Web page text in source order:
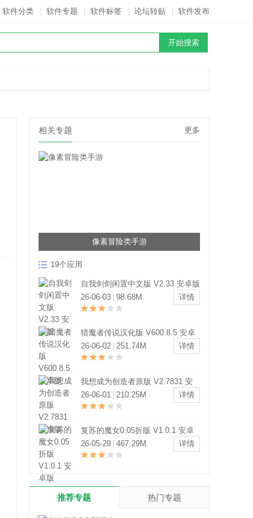
软件分类 软件专题 软件标签 论坛转贴 软件发布
相关专题 更多
像素冒险类手游
19个应用
自我剑剑闲置中文版 V2.33 安卓版
26-06-03 98.68M 详情
猎魔者传说汉化版 V600.8.5 安卓
版
26-06-02 251.74M 详情
我想成为创造者原版 V2.7831 安
卓版
26-06-01 210.25M 详情
复苏的魔女0.05折版 V1.0.1 安卓
版
26-05-29 467.29M 详情
推荐专题 热门专题